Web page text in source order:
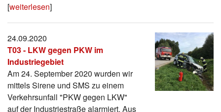
[weiterlesen]
24.09.2020
T03 - LKW gegen PKW im
Industriegebiet
Am 24. September 2020 wurden wir
mittels Sirene und SMS zu einem
Verkehrsunfall "PKW gegen LKW"
auf der Industriestraße alarmiert. Aus